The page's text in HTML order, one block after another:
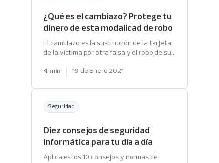
¿Qué es el cambiazo? Protege tu
dinero de esta modalidad de robo
El cambiazo es la sustitución de la tarjeta
de la víctima por otra falsa y el robo de su
¿Cómo evitarlo?
4 min 19 de Enero 2021
Diez consejos de seguridad
informática para tu día a día
Seguridad
Aplica estos 10 consejos y normas de